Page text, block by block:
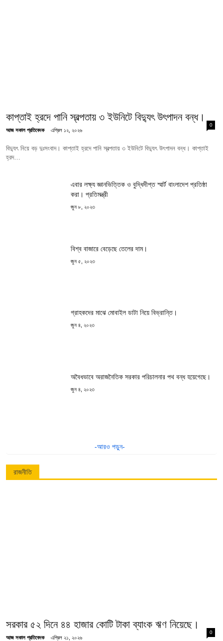
কাপ্তাই হ্রদে পানি স্বল্পতায় ৩ ইউনিটে বিদ্যুৎ উৎপাদন বন্ধ।
আজ সকাল প্রতিবেদক এপ্রিল ১২, ২০২৬
0
বিদ্যুৎ নিয়ে বড় দুঃসংবাদ। কাপ্তাই হ্রদে পানি স্বল্পতায় ৩ ইউনিটে বিদ্যুৎ উৎপাদন বন্ধ। কাপ্তাই
হ্রদ…
এবার লক্ষ্য জ্ঞানভিত্তিক ও বুদ্ধিদীপ্ত স্মার্ট বাংলাদেশ প্রতিষ্ঠা
করা। প্রতিমন্ত্রী
জুন ৮, ২০২৩
বিশ্ব বাজারে বেড়েছে তেলের দাম।
জুন ৫, ২০২৩
গ্রাহকদের মাঝে মোবাইল ডাটা নিয়ে বিভ্রান্তি।
জুন ৪, ২০২৩
অবৈধভাবে অরাজনৈতিক সরকার পরিচালনার পথ বন্ধ হয়েগেছে।
জুন ৪, ২০২৩
-আরও পড়ুন-
রাজনীতি
সরকার ৫২ দিনে ৪৪ হাজার কোটি টাকা ব্যাংক ঋণ নিয়েছে।
আজ সকাল প্রতিবেদক এপ্রিল ২১, ২০২৬
0